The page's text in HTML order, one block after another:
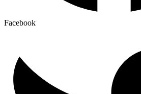
Facebook